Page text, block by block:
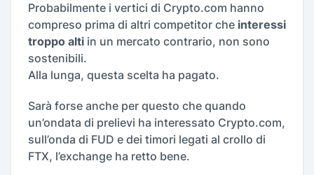
Probabilmente i vertici di Crypto.com hanno
compreso prima di altri competitor che interessi
troppo alti in un mercato contrario, non sono
sostenibili.
Alla lunga, questa scelta ha pagato.
Sarà forse anche per questo che quando
un’ondata di prelievi ha interessato Crypto.com,
sull’onda di FUD e dei timori legati al crollo di
FTX, l’exchange ha retto bene.